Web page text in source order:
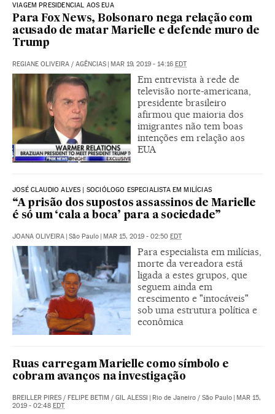
VIAGEM PRESIDENCIAL AOS EUA
Para Fox News, Bolsonaro nega relação com
acusado de matar Marielle e defende muro de
Trump
REGIANE OLIVEIRA / AGÊNCIAS | MAR 19, 2019 - 14:16 EDT
Em entrevista à rede de
televisão norte-americana,
presidente brasileiro
afirmou que maioria dos
imigrantes não tem boas
intenções em relação aos
EUA
JOSÉ CLAUDIO ALVES | SOCIÓLOGO ESPECIALISTA EM MILÍCIAS
“A prisão dos supostos assassinos de Marielle
é só um ‘cala a boca’ para a sociedade”
JOANA OLIVEIRA | São Paulo | MAR 15, 2019 - 02:50 EDT
Para especialista em milícias,
morte da vereadora está
ligada a estes grupos, que
seguem ainda em
crescimento e "intocáveis"
sob uma estrutura política e
econômica
Ruas carregam Marielle como símbolo e
cobram avanços na investigação
BREILLER PIRES / FELIPE BETIM / GIL ALESSI | Rio de Janeiro / São Paulo | MAR 15,
2019 - 02:48 EDT